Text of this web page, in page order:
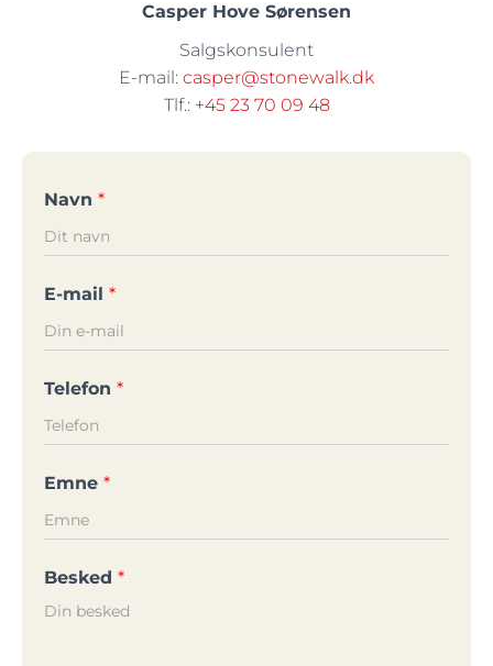
Casper Hove Sørensen
Salgskonsulent
E-mail: casper@stonewalk.dk
Tlf.: +45 23 70 09 48
Navn *
E-mail *
Telefon *
Emne *
Besked *